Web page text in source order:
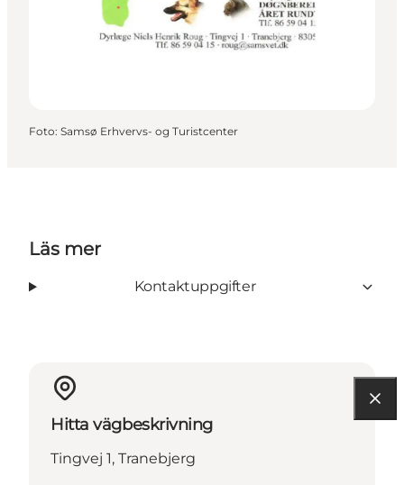
Foto: Samsø Erhvervs- og Turistcenter
Läs mer
Kontaktuppgifter
Hitta vägbeskrivning
Tingvej 1, Tranebjerg